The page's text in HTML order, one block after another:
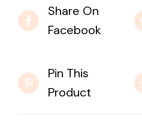
Share On
Facebook
Pin This
Product